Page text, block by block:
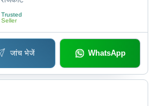
Trusted
Seller
जांच भेजें WhatsApp